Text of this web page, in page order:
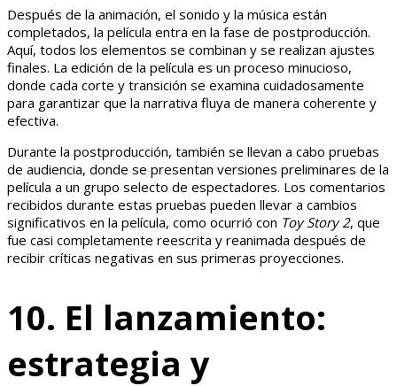
Después de la animación, el sonido y la música están
completados, la película entra en la fase de postproducción.
Aquí, todos los elementos se combinan y se realizan ajustes
finales. La edición de la película es un proceso minucioso,
donde cada corte y transición se examina cuidadosamente
para garantizar que la narrativa fluya de manera coherente y
efectiva.
Durante la postproducción, también se llevan a cabo pruebas
de audiencia, donde se presentan versiones preliminares de la
película a un grupo selecto de espectadores. Los comentarios
recibidos durante estas pruebas pueden llevar a cambios
significativos en la película, como ocurrió con Toy Story 2, que
fue casi completamente reescrita y reanimada después de
recibir críticas negativas en sus primeras proyecciones.
10. El lanzamiento:
estrategia y